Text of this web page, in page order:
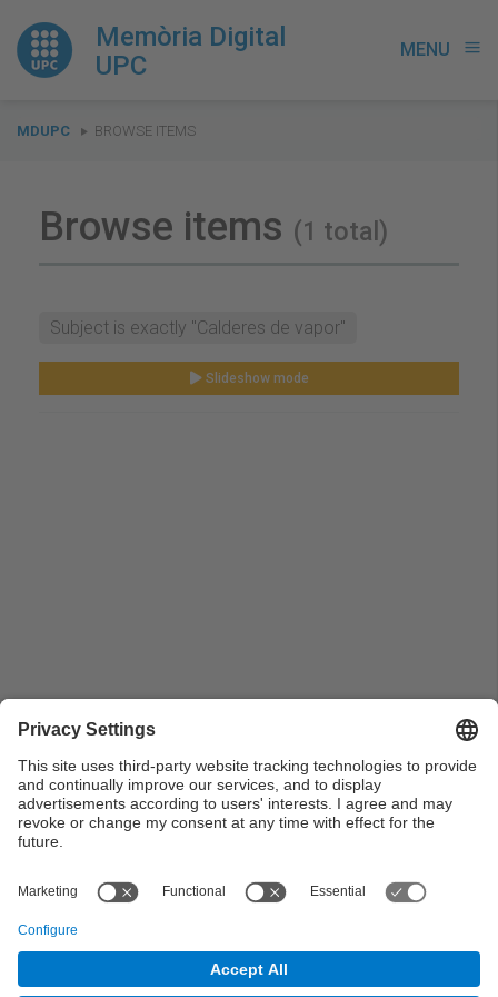
Memòria Digital
UPC
MENU menu
You
MDUPC BROWSE ITEMS
Browse items (1 total)
Subject is exactly "Calderes de vapor"
Slideshow mode
Reproducció de màquina de vapor de la Facultat de
Nàutica de Barcelona. 1990-2010